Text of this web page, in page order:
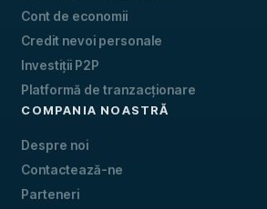
Cont de economii
Credit nevoi personale
Investiții P2P
Platformă de tranzacționare
COMPANIA NOASTRĂ
Despre noi
Contactează-ne
Parteneri